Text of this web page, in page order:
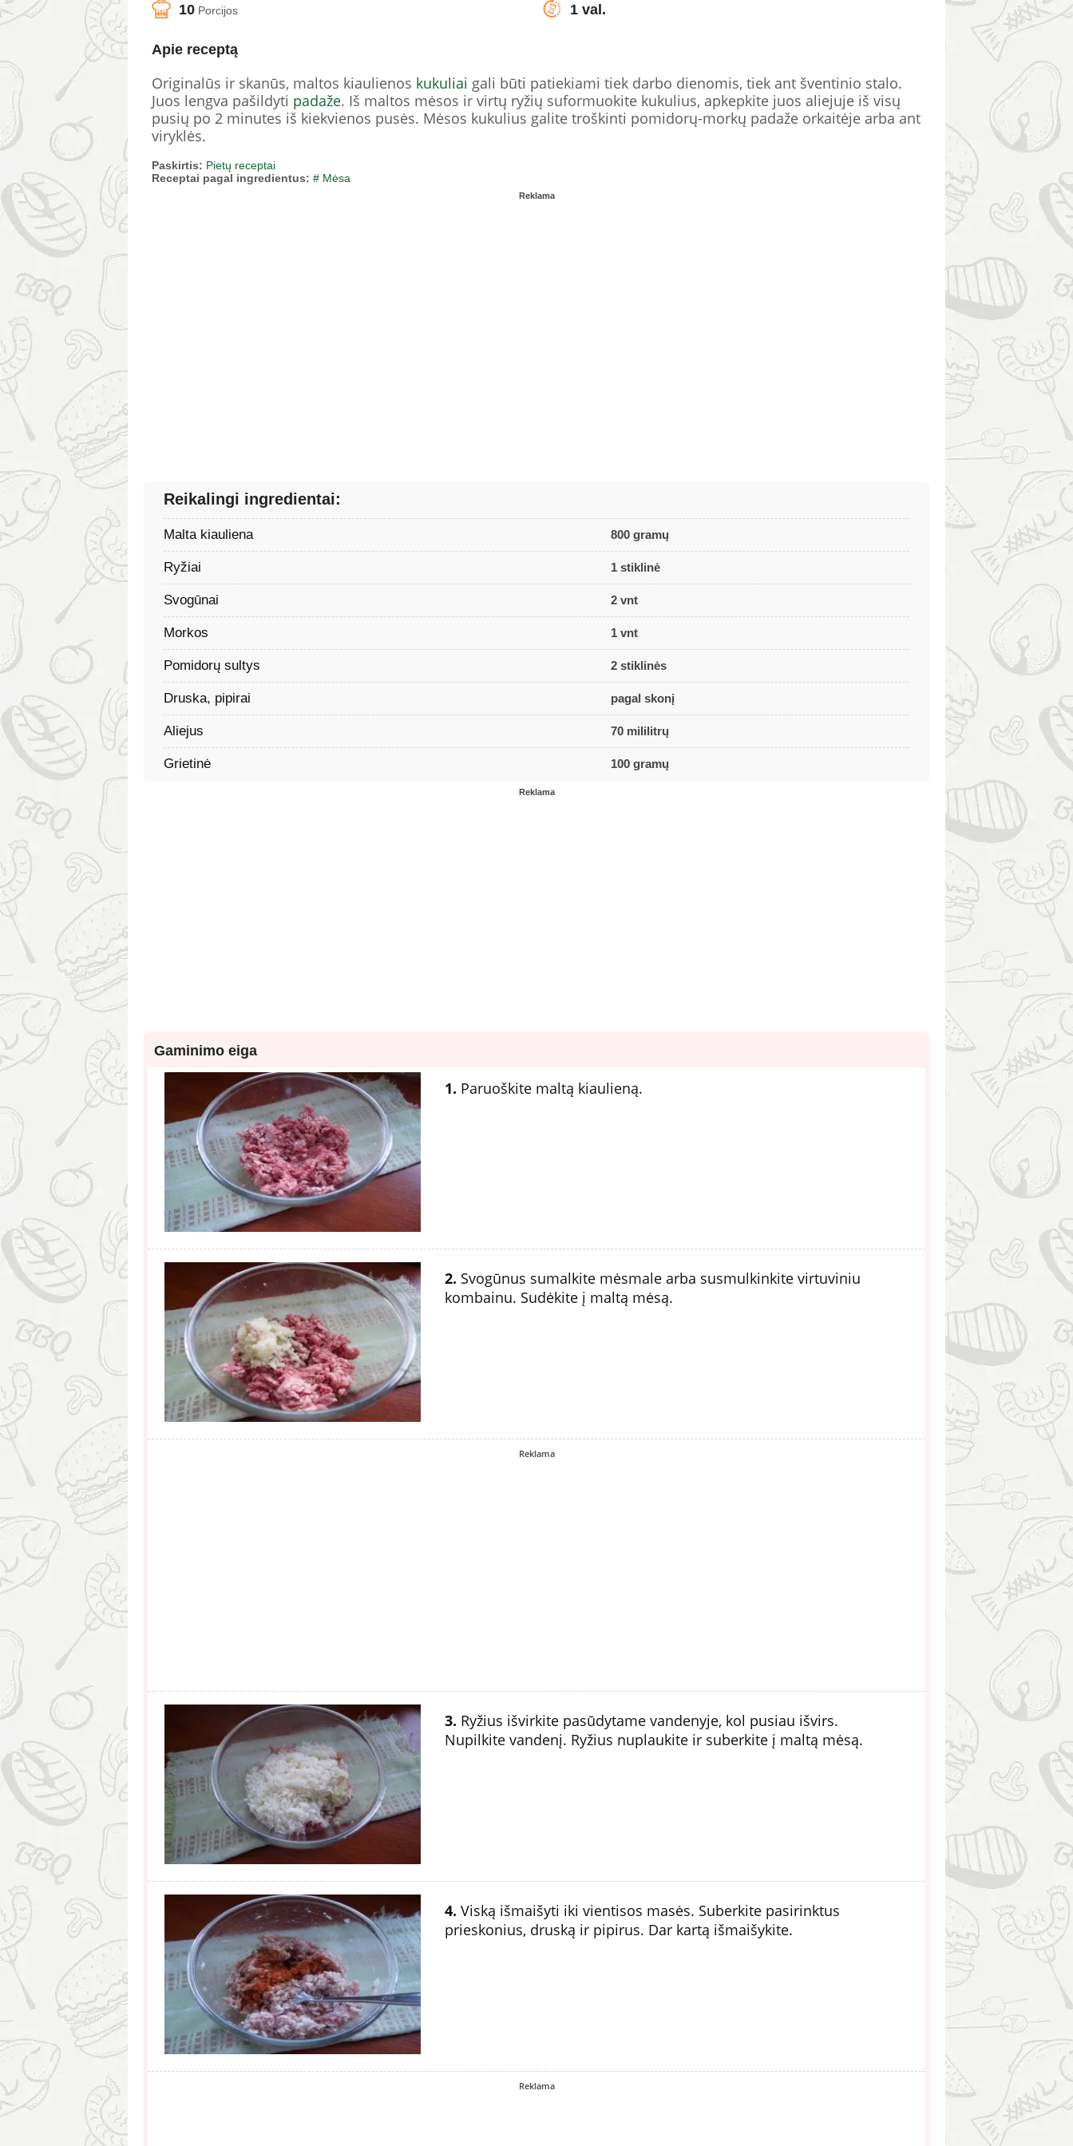
10 Porcijos 1 val.
Apie receptą
Originalūs ir skanūs, maltos kiaulienos kukuliai gali būti patiekiami tiek darbo dienomis, tiek ant šventinio stalo.
Juos lengva pašildyti padaže. Iš maltos mėsos ir virtų ryžių suformuokite kukulius, apkepkite juos aliejuje iš visų
pusių po 2 minutes iš kiekvienos pusės. Mėsos kukulius galite troškinti pomidorų-morkų padaže orkaitėje arba ant
viryklės.
Paskirtis: Pietų receptai
Receptai pagal ingredientus: # Mėsa
Reklama
Reikalingi ingredientai:
Malta kiauliena 800 gramų
Ryžiai 1 stiklinė
Svogūnai 2 vnt
Morkos 1 vnt
Pomidorų sultys 2 stiklinės
Druska, pipirai pagal skonį
Aliejus 70 mililitrų
Grietinė 100 gramų
Reklama
Gaminimo eiga
1. Paruoškite maltą kiaulieną.
2. Svogūnus sumalkite mėsmale arba susmulkinkite virtuviniu
kombainu. Sudėkite į maltą mėsą.
Reklama
3. Ryžius išvirkite pasūdytame vandenyje, kol pusiau išvirs.
Nupilkite vandenį. Ryžius nuplaukite ir suberkite į maltą mėsą.
4. Viską išmaišyti iki vientisos masės. Suberkite pasirinktus
prieskonius, druską ir pipirus. Dar kartą išmaišykite.
Reklama